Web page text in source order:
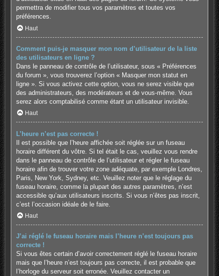
permettra de modifier tous vos paramètres et toutes vos
préférences.
Haut
Comment puis-je masquer mon nom d’utilisateur de la liste
des utilisateurs en ligne ?
Dans le panneau de contrôle de l’utilisateur, sous « Préférences
du forum », vous trouverez l’option « Masquer mon statut en
ligne ». Si vous activez cette option, vous ne serez visible que
des administrateurs, des modérateurs et de vous-même. Vous
serez alors comptabilisé comme étant un utilisateur invisible.
Haut
L’heure n’est pas correcte !
Il est possible que l’heure affichée soit réglée sur un fuseau
horaire différent du vôtre. Si tel était le cas, veuillez vous rendre
dans le panneau de contrôle de l’utilisateur et régler le fuseau
horaire afin de trouver votre zone adéquate, par exemple Londres,
Paris, New York, Sydney, etc. Veuillez noter que le réglage du
fuseau horaire, comme la plupart des autres paramètres, n’est
accessible qu’aux utilisateurs inscrits. Si vous n’êtes pas inscrit,
c’est l’occasion idéale de le faire.
Haut
J’ai réglé le fuseau horaire mais l’heure n’est toujours pas
correcte !
Si vous êtes certain d’avoir correctement réglé le fuseau horaire
mais que l’heure n’est toujours pas correcte, il est probable que
l’horloge du serveur soit erronée. Veuillez contacter un